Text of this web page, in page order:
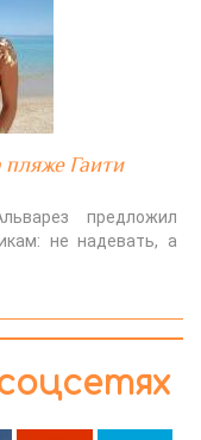
Гаити
предложил
не надевать, а